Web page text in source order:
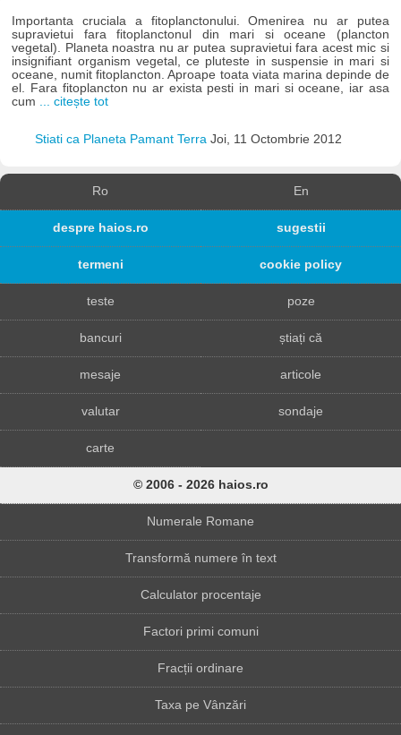
Importanta cruciala a fitoplanctonului. Omenirea nu ar putea
supravietui fara fitoplanctonul din mari si oceane (plancton
vegetal). Planeta noastra nu ar putea supravietui fara acest mic si
insignifiant organism vegetal, ce pluteste in suspensie in mari si
oceane, numit fitoplancton. Aproape toata viata marina depinde de
el. Fara fitoplancton nu ar exista pesti in mari si oceane, iar asa
cum
... citește tot
Stiati ca Planeta Pamant Terra Joi, 11 Octombrie 2012
Ro En
despre haios.ro sugestii
termeni cookie policy
teste poze
bancuri știați că
mesaje articole
valutar sondaje
carte
© 2006 - 2026 haios.ro
Numerale Romane
Transformă numere în text
Calculator procentaje
Factori primi comuni
Fracții ordinare
Taxa pe Vânzări